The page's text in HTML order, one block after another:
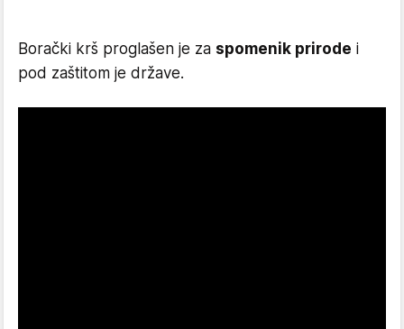
Borački krš proglašen je za spomenik prirode i
pod zaštitom je države.